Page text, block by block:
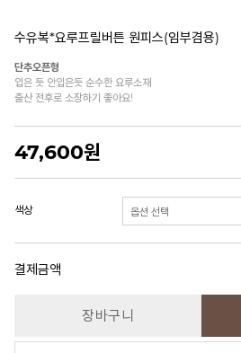
수유복*요루프릴버튼 원피스(임부겸용)
단추오픈형
입은 듯 안입은듯 순수한 요루소재
출산 전후로 소장하기 좋아요!
47,600원
색상
결제금액
장바구니